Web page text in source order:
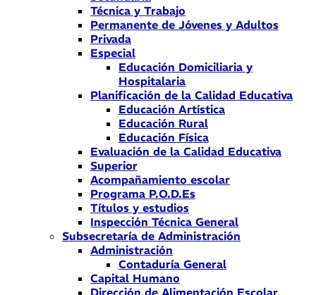
Técnica y Trabajo
Permanente de Jóvenes y Adultos
Privada
Especial
Educación Domiciliaria y
Hospitalaria
Planificación de la Calidad Educativa
Educación Artística
Educación Rural
Educación Física
Evaluación de la Calidad Educativa
Superior
Acompañamiento escolar
Programa P.O.D.Es
Títulos y estudios
Inspección Técnica General
Subsecretaría de Administración
Administración
Contaduría General
Capital Humano
Dirección de Alimentación Escolar